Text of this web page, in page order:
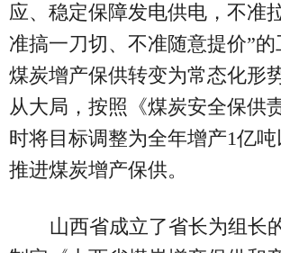
应、稳定保障发电供电，不准
准搞一刀切、不准随意提价”
煤炭增产保供转变为常态化形
从大局，按照《煤炭安全保供
时将目标调整为全年增产1亿
推进煤炭增产保供。
山西省成立了省长为组长